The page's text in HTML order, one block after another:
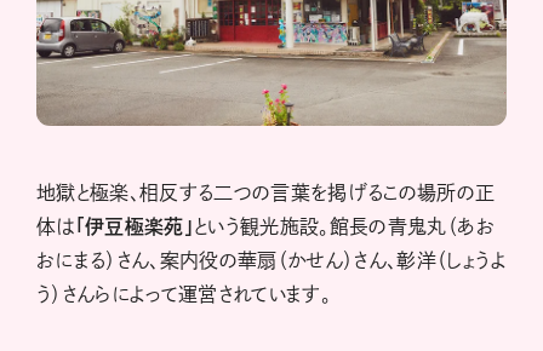
地獄と極楽、相反する二つの言葉を掲げるこの場所の正
体は 「伊豆極楽苑」という観光施設。館長の青鬼丸（あお
おにまる）さん、案内役の華扇（かせん）さん、彰洋（しょうよ
う）さんらによって運営されています。